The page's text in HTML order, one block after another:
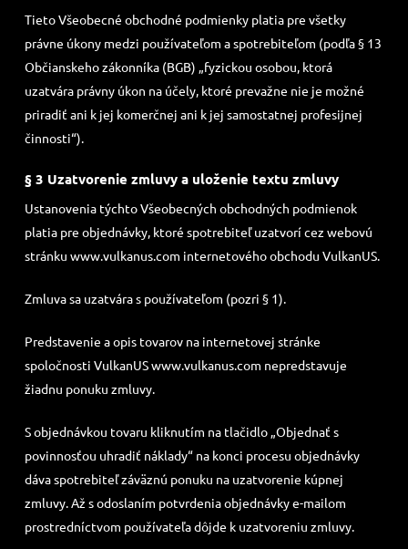
Tieto Všeobecné obchodné podmienky platia pre všetky
právne úkony medzi používateľom a spotrebiteľom (podľa § 13
Občianskeho zákonníka (BGB) „fyzickou osobou, ktorá
uzatvára právny úkon na účely, ktoré prevažne nie je možné
priradiť ani k jej komerčnej ani k jej samostatnej profesijnej
činnosti“).
§ 3 Uzatvorenie zmluvy a uloženie textu zmluvy
Ustanovenia týchto Všeobecných obchodných podmienok
platia pre objednávky, ktoré spotrebiteľ uzatvorí cez webovú
stránku www.vulkanus.com internetového obchodu VulkanUS.
Zmluva sa uzatvára s používateľom (pozri § 1).
Predstavenie a opis tovarov na internetovej stránke
spoločnosti VulkanUS www.vulkanus.com nepredstavuje
žiadnu ponuku zmluvy.
S objednávkou tovaru kliknutím na tlačidlo „Objednať s
povinnosťou uhradiť náklady“ na konci procesu objednávky
dáva spotrebiteľ záväznú ponuku na uzatvorenie kúpnej
zmluvy. Až s odoslaním potvrdenia objednávky e-mailom
prostredníctvom používateľa dôjde k uzatvoreniu zmluvy.